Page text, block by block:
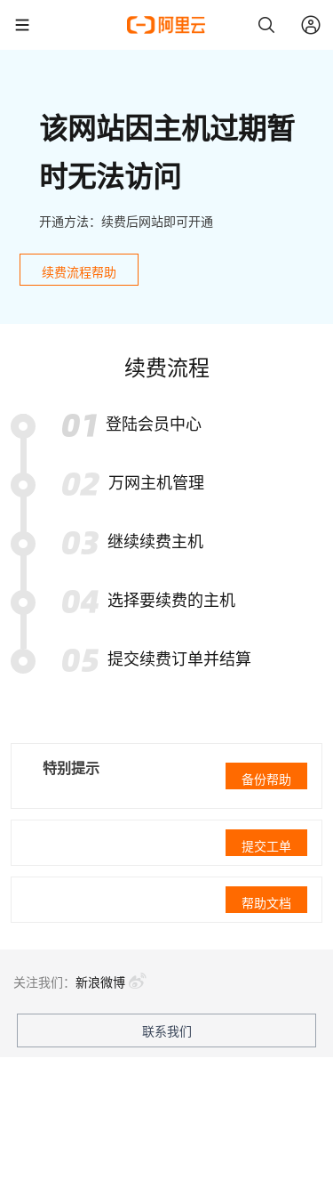
该网站因主机过期暂
时无法访问
开通方法：续费后网站即可开通
续费流程帮助
续费流程
登陆会员中心
万网主机管理
继续续费主机
选择要续费的主机
提交续费订单并结算
特别提示
备份帮助
提交工单
帮助文档